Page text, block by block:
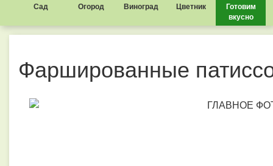
Сад Огород Виноград Цветник
Готовим
вкусно
Фаршированные